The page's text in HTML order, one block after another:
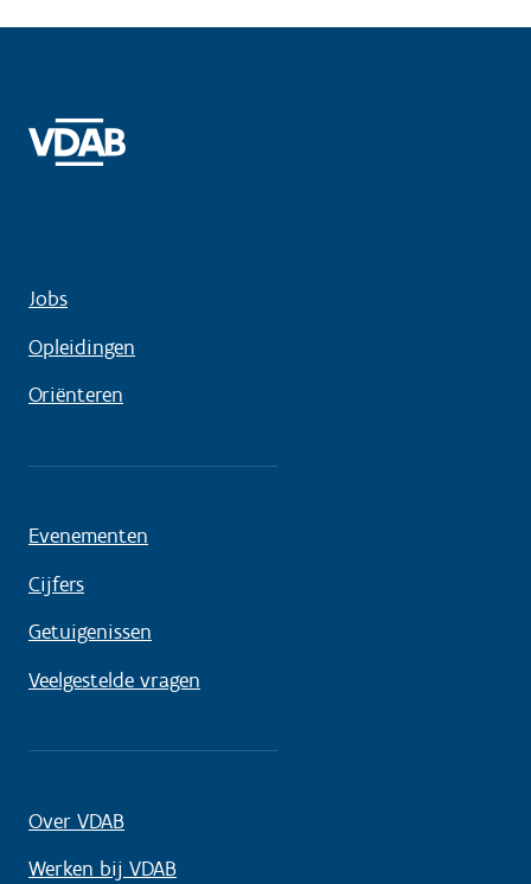
Jobs
Opleidingen
Oriënteren
Evenementen
Cijfers
Getuigenissen
Veelgestelde vragen
Over VDAB
Werken bij VDAB